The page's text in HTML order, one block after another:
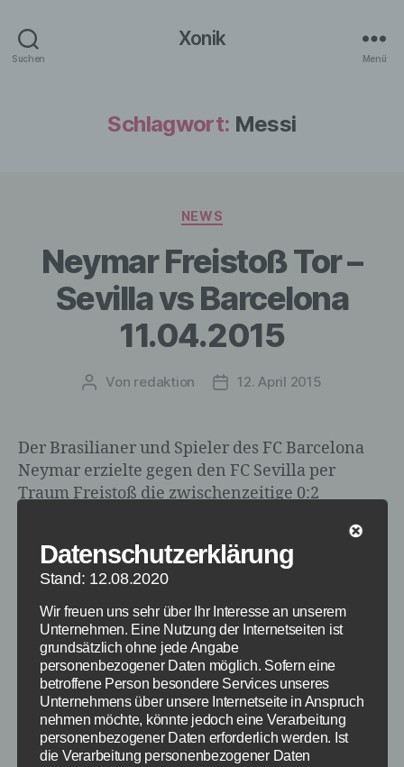
Suchen
Xonik
Menü
Schlagwort: Messi
Kategorien
NEWS
Neymar Freistoß Tor –
Sevilla vs Barcelona
11.04.2015
Beitragsautor
Von redaktion Veröffentlichungsdatum
12. April 2015
Der Brasilianer und Spieler des FC Barcelona
Neymar erzielte gegen den FC Sevilla per
Traum Freistoß die zwischenzeitige 0:2
den Freistoß rausgesucht, sodass du dir diesen
perfekten Freistoß von Neymar nochmal in
aller Ruhe anschauen kannst. Trotz des tollen
Freistoßtores von Neymar, kam der FC
Barcelona beim […]
Schlagwörter
Barcelona,Primera Division,Messi ,Neymar,Sevilla
Fußball
Datenschutzerklärung
Stand: 12.08.2020
Wir freuen uns sehr über Ihr Interesse an unserem
Unternehmen. Eine Nutzung der Internetseiten ist
grundsätzlich ohne jede Angabe
personenbezogener Daten möglich. Sofern eine
betroffene Person besondere Services unseres
Unternehmens über unsere Internetseite in Anspruch
nehmen möchte, könnte jedoch eine Verarbeitung
personenbezogener Daten erforderlich werden. Ist
die Verarbeitung personenbezogener Daten